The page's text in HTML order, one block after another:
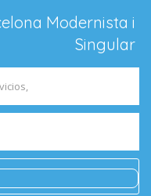
Modernista i
Singular